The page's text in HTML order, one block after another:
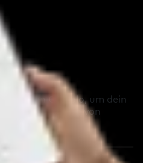
an
deinen Chipolo, um dein
es innerhalb von